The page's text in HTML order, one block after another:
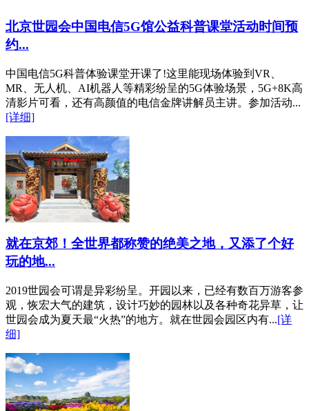
北京世园会中国电信5G馆公益科普课堂活动时间预
约...
中国电信5G科普体验课堂开课了!这里能现场体验到VR、
MR、无人机、AI机器人等精彩纷呈的5G体验场景，5G+8K高
清影片可看，还有高颜值的电信金牌讲解员主讲。参加活动...
[详细]
就在京郊！全世界都称赞的绝美之地，又添了个好
玩的地...
2019世园会可谓是异彩纷呈。开园以来，已经有数百万游客参
观，恢宏大气的建筑，设计巧妙的园林以及各种奇花异草，让
世园会成为夏天最“火热”的地方。就在世园会园区内有...[详
细]